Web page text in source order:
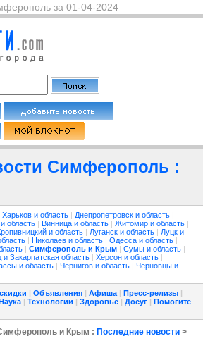
за 01-04-2024
Симферополь :
Харьков и область | Днепропетровск и область |
область | Винница и область | Житомир и область |
и область | Луганск и область | Луцк и
| Николаев и область | Одесса и область |
| Симферополь и Крым | Сумы и область |
и Закарпатская область | Херсон и область |
и область | Чернигов и область | Черновцы и
| Объявления | Афиша | Пресс-релизы |
| Технологии | Здоровье | Досуг | Помогите
и Крым : Последние новости >